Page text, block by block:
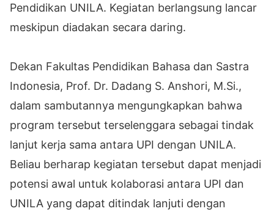
Pendidikan UNILA. Kegiatan berlangsung lancar
meskipun diadakan secara daring.
Dekan Fakultas Pendidikan Bahasa dan Sastra
Indonesia, Prof. Dr. Dadang S. Anshori, M.Si.,
dalam sambutannya mengungkapkan bahwa
program tersebut terselenggara sebagai tindak
lanjut kerja sama antara UPI dengan UNILA.
Beliau berharap kegiatan tersebut dapat menjadi
potensi awal untuk kolaborasi antara UPI dan
UNILA yang dapat ditindak lanjuti dengan